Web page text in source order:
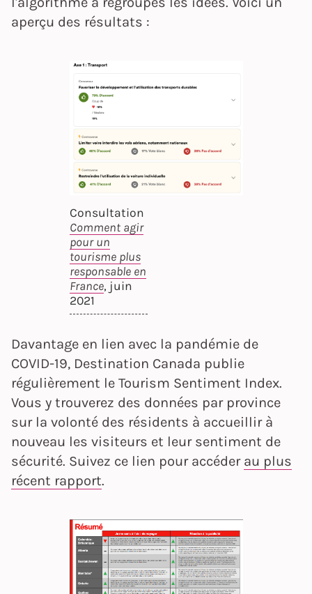
aperçu des résultats :
Consultation
Comment agir
pour un
tourisme plus
responsable en
France, juin
2021
Davantage en lien avec la pandémie de
COVID-19, Destination Canada publie
régulièrement le Tourism Sentiment Index.
Vous y trouverez des données par province
sur la volonté des résidents à accueillir à
nouveau les visiteurs et leur sentiment de
sécurité. Suivez ce lien pour accéder au plus
récent rapport.